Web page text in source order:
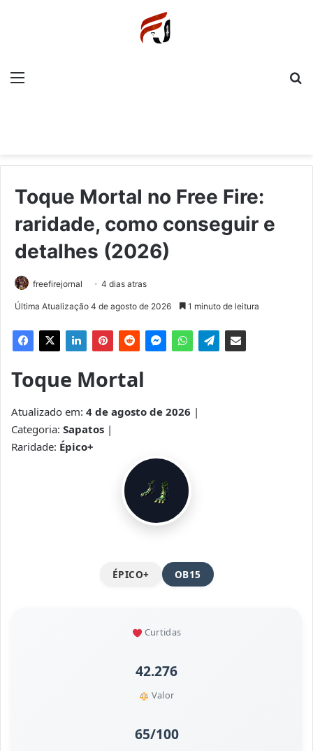
Menu
Toque Mortal no Free Fire:
raridade, como conseguir e
detalhes (2026)
freefirejornal 4 dias atras
Última Atualização 4 de agosto de 2026 1 minuto de leitura
Toque Mortal
Atualizado em: 4 de agosto de 2026 |
Categoria: Sapatos |
Raridade: Épico+
ÉPICO+ OB15
Curtidas
42.276
Valor
65/100